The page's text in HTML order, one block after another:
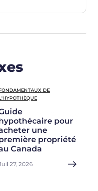
DE
hypothécaire pour
une
propriété
Canada
27, 2026